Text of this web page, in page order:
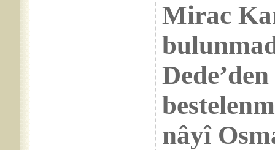
Mirac
nâyî